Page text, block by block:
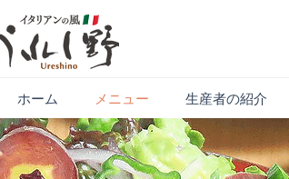
ホーム メニュー 生産者の紹介